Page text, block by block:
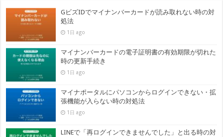
GビズIDでマイナンバーカードが読み取れない時の対
処法
1日 ago
マイナンバーカードの電子証明書の有効期限が切れた
時の更新手続き
1日 ago
マイナポータルにパソコンからログインできない・拡
張機能が入らない時の対処法
1日 ago
LINEで「再ログインできませんでした」と出る時の対